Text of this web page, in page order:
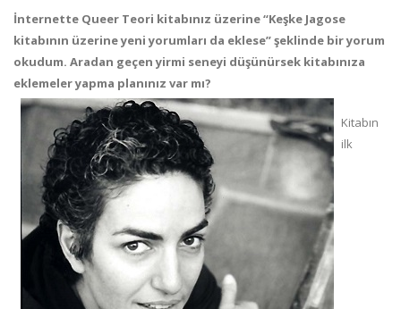
İnternette Queer Teori kitabınız üzerine “Keşke Jagose
kitabının üzerine yeni yorumları da eklese” şeklinde bir yorum
okudum. Aradan geçen yirmi seneyi düşünürsek kitabınıza
eklemeler yapma planınız var mı?
Kitabın
ilk